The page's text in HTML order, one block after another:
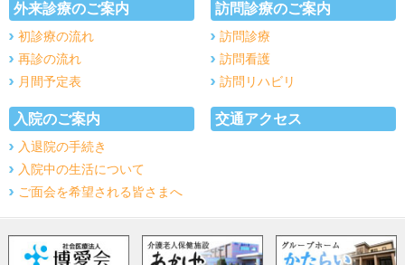
外来診療のご案内
初診療の流れ
再診の流れ
月間予定表
訪問診療のご案内
訪問診療
訪問看護
訪問リハビリ
入院のご案内
入退院の手続き
入院中の生活について
ご面会を希望される皆さまへ
交通アクセス